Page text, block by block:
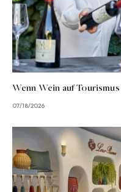
Wenn Wein auf
07/18/2026